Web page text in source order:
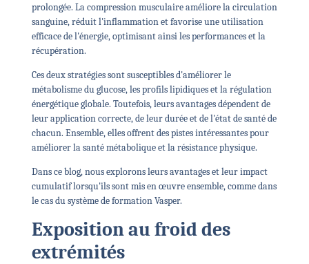
prolongée. La compression musculaire améliore la circulation
sanguine, réduit l'inflammation et favorise une utilisation
efficace de l'énergie, optimisant ainsi les performances et la
récupération.
Ces deux stratégies sont susceptibles d'améliorer le
métabolisme du glucose, les profils lipidiques et la régulation
énergétique globale. Toutefois, leurs avantages dépendent de
leur application correcte, de leur durée et de l'état de santé de
chacun. Ensemble, elles offrent des pistes intéressantes pour
améliorer la santé métabolique et la résistance physique.
Dans ce blog, nous explorons leurs avantages et leur impact
cumulatif lorsqu'ils sont mis en œuvre ensemble, comme dans
le cas du système de formation Vasper.
Exposition au froid des
extrémités